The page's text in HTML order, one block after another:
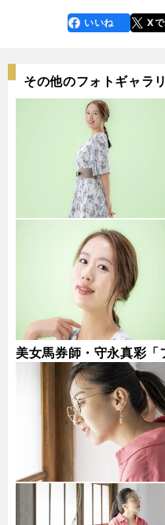
faceboo
k
いいね X
その他のフォトギャラ
美女馬券師・守永真彩「